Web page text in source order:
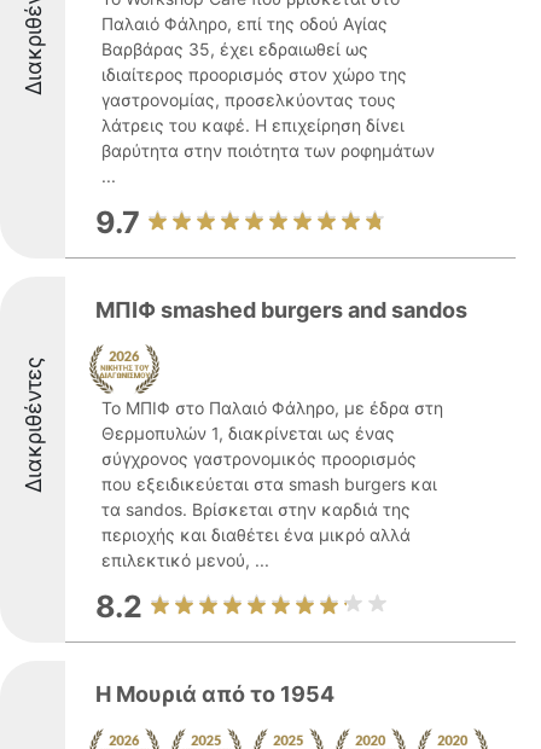
Παλαιό Φάληρο, επί της οδού Αγίας
Βαρβάρας 35, έχει εδραιωθεί ως
ιδιαίτερος προορισμός στον χώρο της
γαστρονομίας, προσελκύοντας τους
λάτρεις του καφέ. Η επιχείρηση δίνει
βαρύτητα στην ποιότητα των ροφημάτων
...
9.7
Διακριθέντες
ΜΠΙΦ smashed burgers and sandos
Το ΜΠΙΦ στο Παλαιό Φάληρο, με έδρα στη
Θερμοπυλών 1, διακρίνεται ως ένας
σύγχρονος γαστρονομικός προορισμός
που εξειδικεύεται στα smash burgers και
τα sandos. Βρίσκεται στην καρδιά της
περιοχής και διαθέτει ένα μικρό αλλά
επιλεκτικό μενού, ...
8.2
Η Μουριά από το 1954